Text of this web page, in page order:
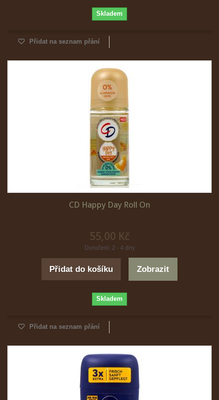
Skladem
Přidat na seznam přání
CD Happy Day Roll On
55,00 Kč
Doručení: 2 - 4 dny
Přidat do košíku Zobrazit
Skladem
Přidat na seznam přání